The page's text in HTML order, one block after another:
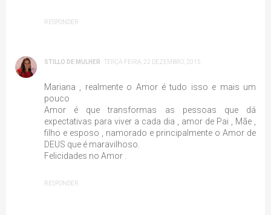
RESPONDER
STILLO DE MULHER TERÇA-FEIRA, 22 DEZEMBRO, 2015
Mariana , realmente o Amor é tudo isso e mais um
pouco
Amor é que transformas as pessoas que dá
expectativas para viver a cada dia , amor de Pai , Mãe ,
filho e esposo , namorado e principalmente o Amor de
DEUS que é maravilhoso.
Felicidades no Amor .
RESPONDER